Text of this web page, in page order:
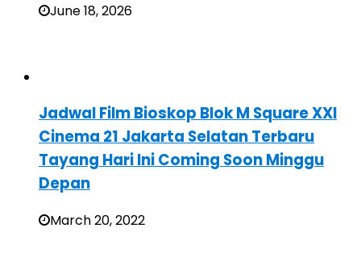
June 18, 2026
Jadwal Film Bioskop Blok M Square XXI
Cinema 21 Jakarta Selatan Terbaru
Tayang Hari Ini Coming Soon Minggu
Depan
March 20, 2022